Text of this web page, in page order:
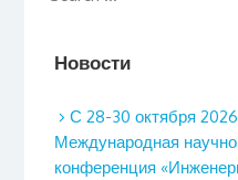
Новости
С 28-30 октября
Международная
конференция